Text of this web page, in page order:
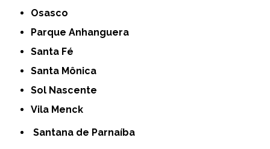
Osasco
Parque Anhanguera
Santa Fé
Santa Mônica
Sol Nascente
Vila Menck
Santana de Parnaíba